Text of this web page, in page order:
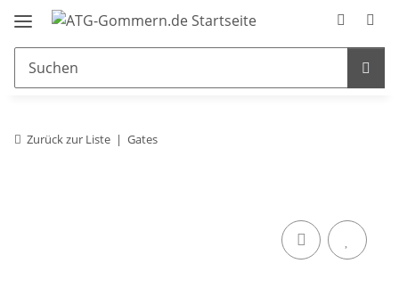
Zurück zur Liste Gates